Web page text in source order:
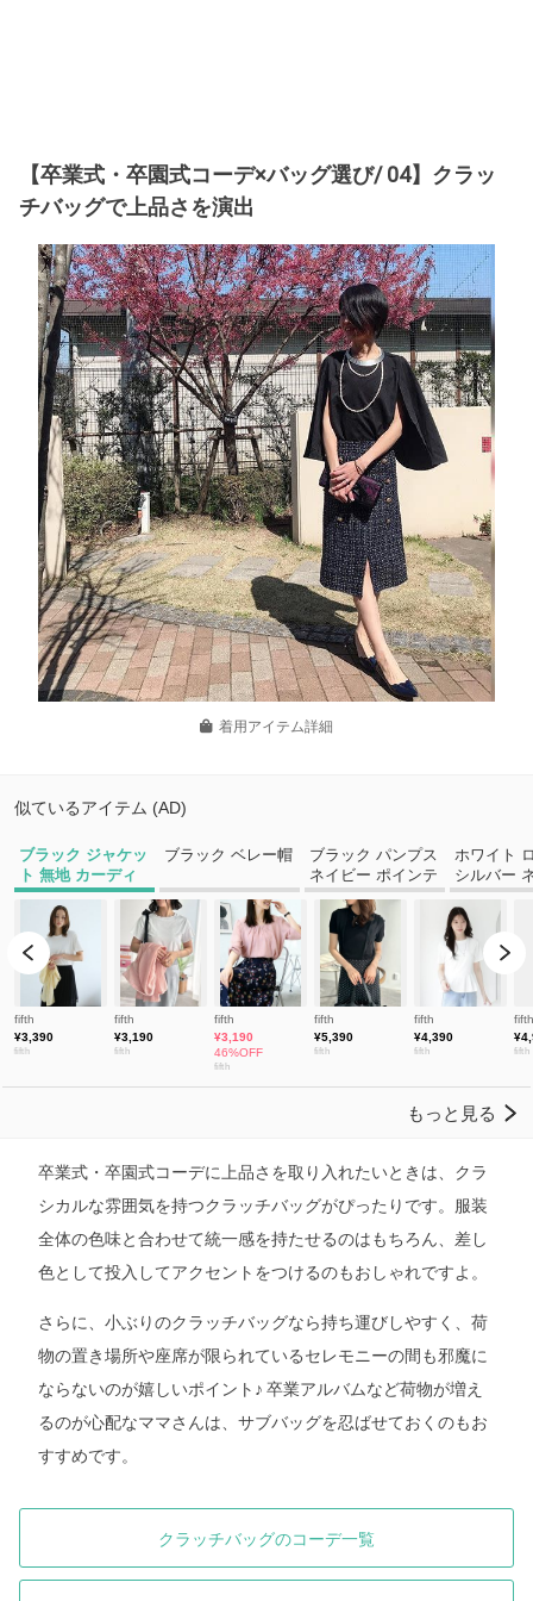
【卒業式・卒園式コーデ×バッグ選び/ 04】クラッ
チバッグで上品さを演出
着用アイテム詳細
卒業式・卒園式コーデに上品さを取り入れたいときは、クラ
シカルな雰囲気を持つクラッチバッグがぴったりです。服装
全体の色味と合わせて統一感を持たせるのはもちろん、差し
色として投入してアクセントをつけるのもおしゃれですよ。
さらに、小ぶりのクラッチバッグなら持ち運びしやすく、荷
物の置き場所や座席が限られているセレモニーの間も邪魔に
ならないのが嬉しいポイント♪ 卒業アルバムなど荷物が増え
るのが心配なママさんは、サブバッグを忍ばせておくのもお
すすめです。
クラッチバッグのコーデ一覧